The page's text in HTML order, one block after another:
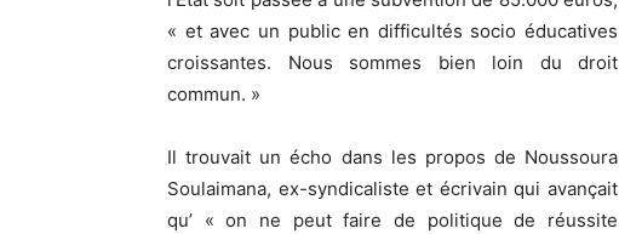
« et avec un public en difficultés socio éducatives
croissantes. Nous sommes bien loin du droit
commun. »
Il trouvait un écho dans les propos de Noussoura
Soulaimana, ex-syndicaliste et écrivain qui avançait
qu’ « on ne peut faire de politique de réussite